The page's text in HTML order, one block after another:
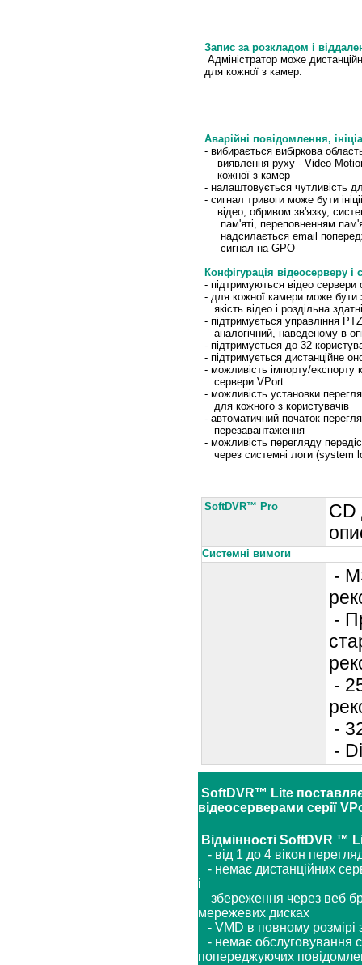
Запис за розкладом і
Адміністратор може
для кожної з камер.
Аварійні повідомлення,
- вибирається вибіркова
виявлення руху - Video
кожної з камер
- налаштовується чутливість
- сигнал тривоги може бути
відео, обривом зв'язку,
пам'яті, переповненням
надсилається email
сигнал на GPO
Конфігурація відеосерверу і
- підтримуються відео сервери
- для кожної камери може бути
якість відео і роздільна
- підтримується управління
аналогічний, наведеному в
- підтримується до 32
- підтримується дистанційне
- можливість імпорту/експорту
сервери VPort
- можливість установки
для кожного з користувачів
- автоматичний початок
перезавантаження
- можливість перегляду
через системні логи (system
SoftDVR™ Pro
CD
Системні вимоги
-
-
-
-
-
SoftDVR™ Lite
відеосерверами серії
Відмінності SoftDVR ™
- від 1 до 4 вікон
- немає дистанційних
і
збереження через веб
мережевих дисках
- VMD в повному розмірі
- немає обслуговування
попереджуючих